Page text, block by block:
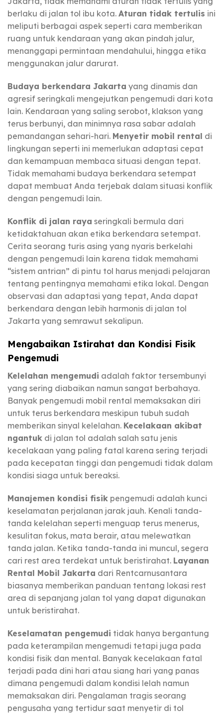
berlaku di jalan tol ibu kota. Aturan tidak tertulis ini
meliputi berbagai aspek seperti cara memberikan
ruang untuk kendaraan yang akan pindah jalur,
menanggapi permintaan mendahului, hingga etika
menggunakan jalur darurat.
Budaya berkendara Jakarta yang dinamis dan
agresif seringkali mengejutkan pengemudi dari kota
lain. Kendaraan yang saling serobot, klakson yang
terus berbunyi, dan minimnya rasa sabar adalah
pemandangan sehari-hari. Menyetir mobil rental di
lingkungan seperti ini memerlukan adaptasi cepat
dan kemampuan membaca situasi dengan tepat.
Tidak memahami budaya berkendara setempat
dapat membuat Anda terjebak dalam situasi konflik
dengan pengemudi lain.
Konflik di jalan raya seringkali bermula dari
ketidaktahuan akan etika berkendara setempat.
Cerita seorang turis asing yang nyaris berkelahi
dengan pengemudi lain karena tidak memahami
“sistem antrian” di pintu tol harus menjadi pelajaran
tentang pentingnya memahami etika lokal. Dengan
observasi dan adaptasi yang tepat, Anda dapat
berkendara dengan lebih harmonis di jalan tol
Jakarta yang semrawut sekalipun.
Mengabaikan Istirahat dan Kondisi Fisik
Pengemudi
Kelelahan mengemudi adalah faktor tersembunyi
yang sering diabaikan namun sangat berbahaya.
Banyak pengemudi mobil rental memaksakan diri
untuk terus berkendara meskipun tubuh sudah
memberikan sinyal kelelahan. Kecelakaan akibat
ngantuk di jalan tol adalah salah satu jenis
kecelakaan yang paling fatal karena sering terjadi
pada kecepatan tinggi dan pengemudi tidak dalam
kondisi siaga untuk bereaksi.
Manajemen kondisi fisik pengemudi adalah kunci
keselamatan perjalanan jarak jauh. Kenali tanda-
tanda kelelahan seperti menguap terus menerus,
kesulitan fokus, mata berair, atau melewatkan
tanda jalan. Ketika tanda-tanda ini muncul, segera
cari rest area terdekat untuk beristirahat. Layanan
Rental Mobil Jakarta dari Rentcarnusantara
biasanya memberikan panduan tentang lokasi rest
area di sepanjang jalan tol yang dapat digunakan
untuk beristirahat.
Keselamatan pengemudi tidak hanya bergantung
pada keterampilan mengemudi tetapi juga pada
kondisi fisik dan mental. Banyak kecelakaan fatal
terjadi pada dini hari atau siang hari yang panas
dimana pengemudi dalam kondisi lelah namun
memaksakan diri. Pengalaman tragis seorang
pengusaha yang tertidur saat menyetir di tol